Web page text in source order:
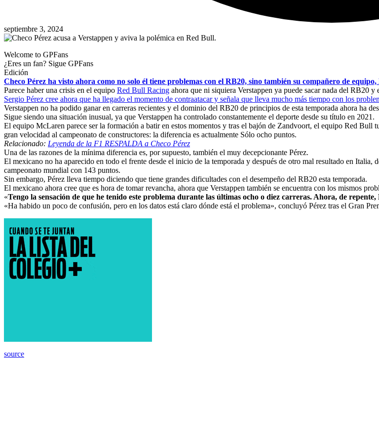
septiembre 3, 2024
Welcome to GPFans
¿Eres un fan? Sigue GPFans
Edición
Checo Pérez ha visto ahora como no solo él tiene problemas con el RB20, sino también su compañero de
Parece haber una crisis en el equipo Red Bull Racing ahora que ni siquiera Verstappen ya puede sacar nada del RB20
Sergio Pérez cree ahora que ha llegado el momento de contraatacar y señala que lleva mucho más tiempo con los
Verstappen no ha podido ganar en carreras recientes y el dominio del RB20 de principios de esta temporada ahora ha
Sigue siendo una situación inusual, ya que Verstappen ha controlado constantemente el deporte desde su título en 2021.
El equipo McLaren parece ser la formación a batir en estos momentos y tras el bajón de Zandvoort, el equipo Red
gran velocidad al campeonato de constructores: la diferencia es actualmente Sólo ocho puntos.
Relacionado: Leyenda de la F1 RESPALDA a Checo Pérez
Una de las razones de la mínima diferencia es, por supuesto, también el muy decepcionante Pérez.
El mexicano no ha aparecido en todo el frente desde el inicio de la temporada y después de otro mal resultado en Italia,
campeonato mundial con 143 puntos.
Sin embargo, Pérez lleva tiempo diciendo que tiene grandes dificultades con el desempeño del RB20 esta temporada.
El mexicano ahora cree que es hora de tomar revancha, ahora que Verstappen también se encuentra con los mismos
«Tengo la sensación de que he tenido este problema durante las últimas ocho o diez carreras. Ahora, de
«Ha habido un poco de confusión, pero en los datos está claro dónde está el problema», concluyó Pérez tras el Gran
source